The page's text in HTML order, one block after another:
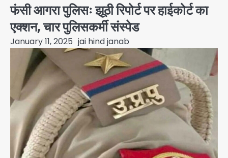
फंसी आगरा पुलिसः झूठी रिपोर्ट पर हाईकोर्ट का
एक्शन, चार पुलिसकर्मी संस्पेड
January 11, 2025 jai hind janab